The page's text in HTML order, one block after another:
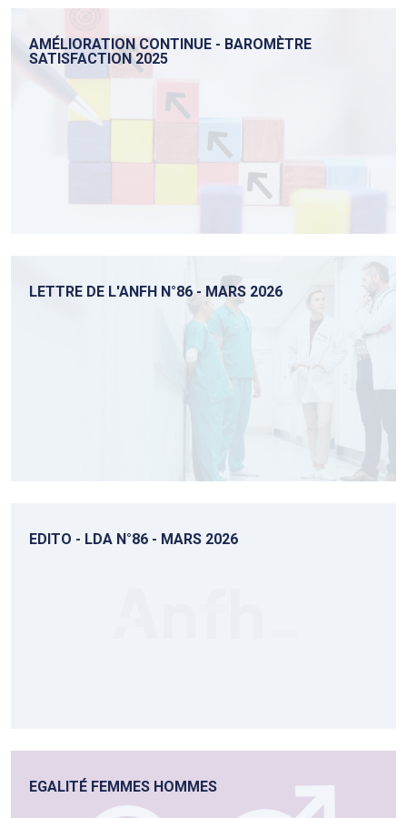
AMÉLIORATION CONTINUE - BAROMÈTRE
SATISFACTION 2025
LETTRE DE L'ANFH N°86 - MARS 2026
EDITO - LDA N°86 - MARS 2026
EGALITÉ FEMMES HOMMES